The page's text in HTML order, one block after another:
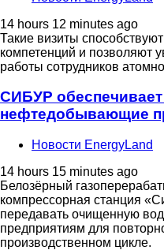
14 hours 12 minutes ago
Такие визиты
компетенций и позволяют
работы сотрудников
СИБУР
нефтедобывающие
Новости EnergyLand
14 hours 15 minutes ago
Белозёрный
компрессорная станция
передавать очищенную
предприятиям для
производственном цикле.